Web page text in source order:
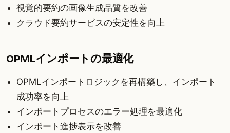
視覚的要約の画像生成品質を改善
クラウド要約サービスの安定性を向上
OPMLインポートの最適化
OPMLインポートロジックを再構築し、インポート
成功率を向上
インポートプロセスのエラー処理を最適化
インポート進捗表示を改善